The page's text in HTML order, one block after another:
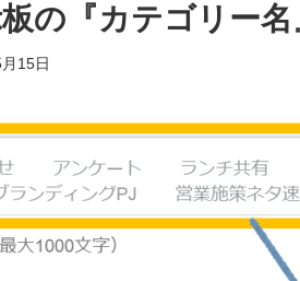
の『カテゴリー名
15日